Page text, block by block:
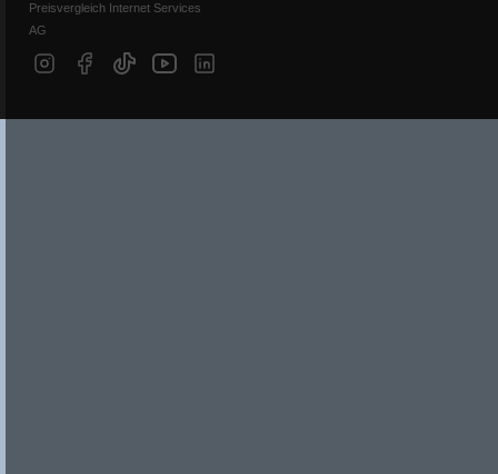
Preisvergleich Internet Services
AG